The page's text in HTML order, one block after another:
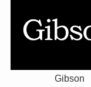
Gibson